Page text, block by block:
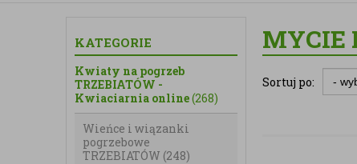
KATEGORIE
Kwiaty na pogrzeb
TRZEBIATÓW -
Kwiaciarnia online(268)
Wieńce i wiązanki
pogrzebowe
TRZEBIATÓW (248)
MYCIE
Sortuj po: